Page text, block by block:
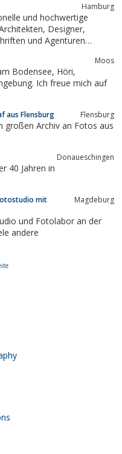
Hamburg
und hochwertige
Designer,
Onlinemedien.Erleben Sie
Moos
Höri,
aus Flensburg Flensburg
großen Archiv an Fotos aus
Donaueschingen
40 Jahren in
mit
Magdeburg
und Fotolabor an der